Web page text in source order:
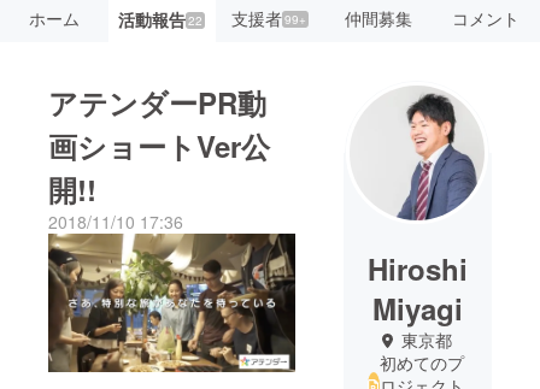
ホーム 活動報告22 支援者99+ 仲間募集 コメント
アテンダーPR動
画ショートVer公
開!!
2018/11/10 17:36
Hiroshi
Miyagi
東京都
初めてのプ